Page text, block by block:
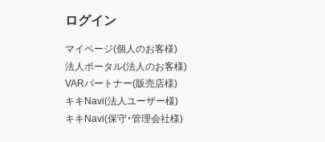
ログイン
マイページ(個人のお客様)
法人ポータル(法人のお客様)
VARパートナー(販売店様)
キキNavi(法人ユーザー様)
キキNavi(保守・管理会社様)